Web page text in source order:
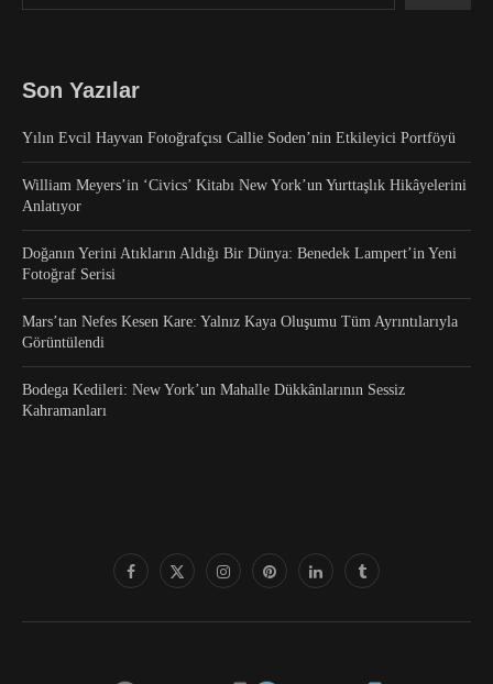
Son Yazılar
Yılın Evcil Hayvan Fotoğrafçısı Callie Soden’nin Etkileyici Portföyü
William Meyers’in ‘Civics’ Kitabı New York’un Yurttaşlık Hikâyelerini
Anlatıyor
Doğanın Yerini Atıkların Aldığı Bir Dünya: Benedek Lampert’in Yeni
Fotoğraf Serisi
Mars’tan Nefes Kesen Kare: Yalnız Kaya Oluşumu Tüm Ayrıntılarıyla
Görüntülendi
Bodega Kedileri: New York’un Mahalle Dükkânlarının Sessiz
Kahramanları